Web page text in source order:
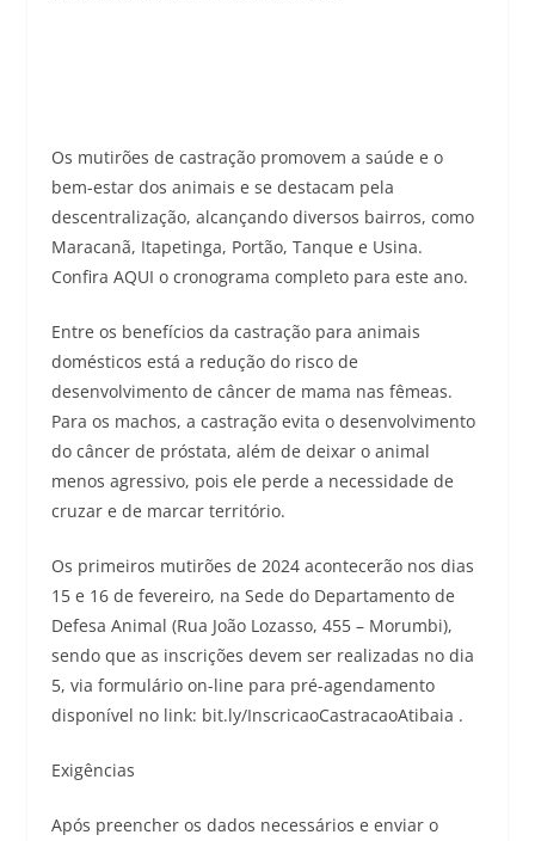
Os mutirões de castração promovem a saúde e o
bem-estar dos animais e se destacam pela
descentralização, alcançando diversos bairros, como
Maracanã, Itapetinga, Portão, Tanque e Usina.
Confira AQUI o cronograma completo para este ano.
Entre os benefícios da castração para animais
domésticos está a redução do risco de
desenvolvimento de câncer de mama nas fêmeas.
Para os machos, a castração evita o desenvolvimento
do câncer de próstata, além de deixar o animal
menos agressivo, pois ele perde a necessidade de
cruzar e de marcar território.
Os primeiros mutirões de 2024 acontecerão nos dias
15 e 16 de fevereiro, na Sede do Departamento de
Defesa Animal (Rua João Lozasso, 455 – Morumbi),
sendo que as inscrições devem ser realizadas no dia
5, via formulário on-line para pré-agendamento
disponível no link: bit.ly/InscricaoCastracaoAtibaia .
Exigências
Após preencher os dados necessários e enviar o